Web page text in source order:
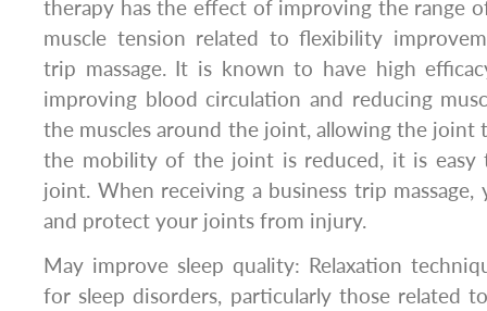
therapy has the effect of improving the range
muscle tension related to flexibility
trip massage. It is known to have high
improving blood circulation and reducing
the muscles around the joint, allowing the joint
the mobility of the joint is reduced, it is
joint. When receiving a business trip massage,
and protect your joints from injury.
May improve sleep quality: Relaxation
for sleep disorders, particularly those related